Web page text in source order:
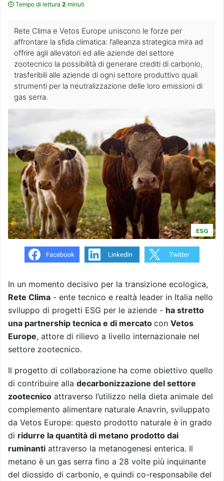
Tempo di lettura 2 minuti
Rete Clima e Vetos Europe uniscono le forze per
affrontare la sfida climatica: l’alleanza strategica mira ad
offrire agli allevatori ed alle aziende del settore
zootecnico la possibilità di generare crediti di carbonio,
trasferibili alle aziende di ogni settore produttivo quali
strumenti per la neutralizzazione delle loro emissioni di
gas serra.
ESG
In un momento decisivo per la transizione ecologica,
Rete Clima - ente tecnico e realtà leader in Italia nello
sviluppo di progetti ESG per le aziende - ha stretto
una partnership tecnica e di mercato con Vetos
Europe, attore di rilievo a livello internazionale nel
settore zootecnico.
Il progetto di collaborazione ha come obiettivo quello
di contribuire alla decarbonizzazione del settore
zootecnico attraverso l’utilizzo nella dieta animale del
complemento alimentare naturale Anavrin, sviluppato
da Vetos Europe: questo prodotto naturale è in grado
di ridurre la quantità di metano prodotto dai
ruminanti attraverso la metanogenesi enterica. Il
metano è un gas serra fino a 28 volte più inquinante
del diossido di carbonio, e quindi co-responsabile del